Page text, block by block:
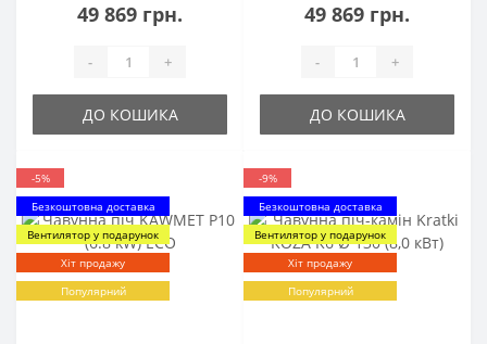
49 869 грн.
- +
ДО КОШИКА
49 869 грн.
- +
ДО КОШИКА
-5%
Безкоштовна доставка
Вентилятор у подарунок
Хіт продажу
Популярний
-9%
Безкоштовна доставка
Вентилятор у подарунок
Хіт продажу
Популярний